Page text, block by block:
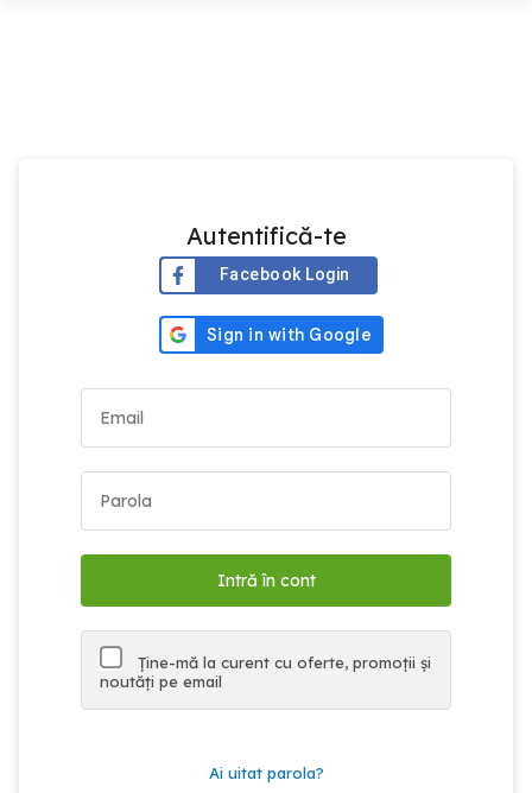
Autentifică-te
Facebook Login
Ține-mă la curent cu oferte, promoții și
noutăți pe email
Ai uitat parola?